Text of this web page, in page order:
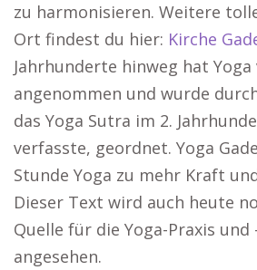
zu harmonisieren. Weitere
Ort findest du hier: Kirche
Jahrhunderte hinweg hat
angenommen und wurde
das Yoga Sutra im 2.
verfasste, geordnet. Yoga
Stunde Yoga zu mehr Kraft
Dieser Text wird auch heute
Quelle für die Yoga-Praxis und
angesehen.